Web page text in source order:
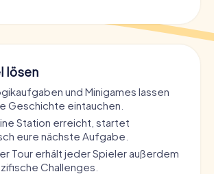
lösen
und Minigames lassen
Geschichte eintauchen.
Station erreicht, startet
eure nächste Aufgabe.
Tour erhält jeder Spieler außerdem
Challenges.